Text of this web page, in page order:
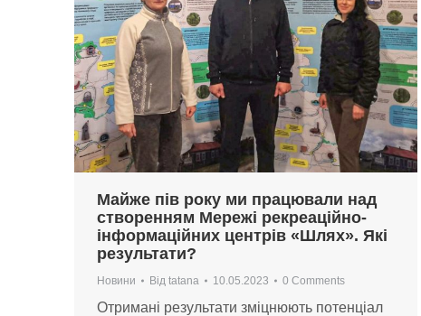
Майже пів року ми працювали над
створенням Мережі рекреаційно-
інформаційних центрів «Шлях». Які
результати?
Новини Від tatana 10.05.2023 0 Comments
Отримані результати зміцнюють потенціал